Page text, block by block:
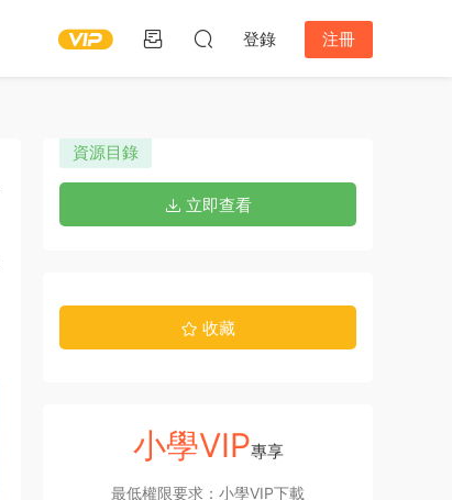
登錄 注冊
資源目錄
立即查看
收藏
小學VIP專享
最低權限要求：小學VIP下載